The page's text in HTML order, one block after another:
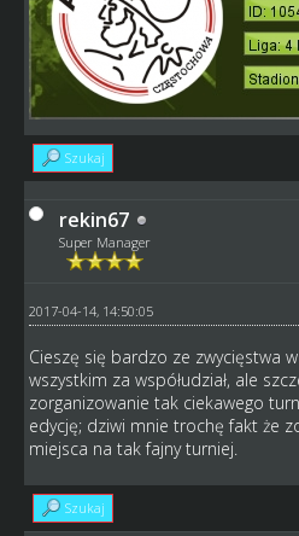
Szukaj
rekin67
Super Manager
2017-04-14, 14:50:05
Cieszę się bardzo ze zwycięstwa
wszystkim za współudział, ale
zorganizowanie tak ciekawego
edycję; dziwi mnie trochę fakt że
miejsca na tak fajny turniej.
Szukaj